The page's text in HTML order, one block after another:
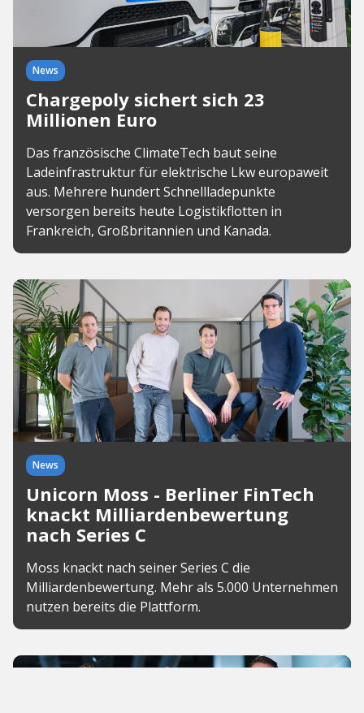
News
Chargepoly sichert sich 23
Millionen Euro
Das französische ClimateTech baut seine
Ladeinfrastruktur für elektrische Lkw europaweit
aus. Mehrere hundert Schnellladepunkte
versorgen bereits heute Logistikflotten in
Frankreich, Großbritannien und Kanada.
News
Unicorn Moss - Berliner FinTech
knackt Milliardenbewertung
nach Series C
Moss knackt nach seiner Series C die
Milliardenbewertung. Mehr als 5.000 Unternehmen
nutzen bereits die Plattform.